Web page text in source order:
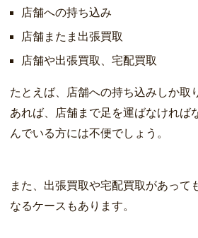
店舗への持ち込み
店舗またま出張買取
店舗や出張買取、宅配買取
たとえば、店舗への持ち込みしか取
あれば、店舗まで足を運ばなければ
んでいる方には不便でしょう。
また、出張買取や宅配買取があって
なるケースもあります。